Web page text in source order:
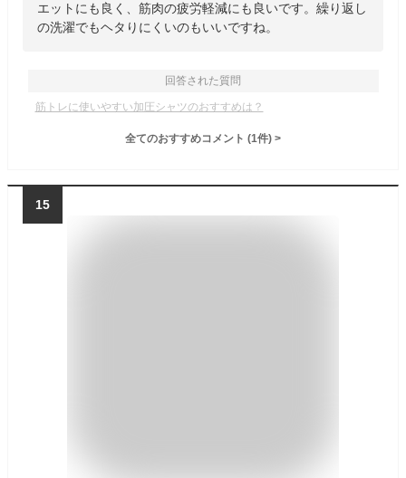
エットにも良く、筋肉の疲労軽減にも良いです。繰り返し
の洗濯でもヘタりにくいのもいいですね。
回答された質問
筋トレに使いやすい加圧シャツのおすすめは？
全てのおすすめコメント (1件) >
15